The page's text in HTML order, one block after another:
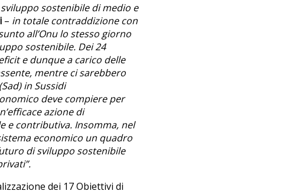
sostenibile di medio e
– in totale contraddizione con
all’Onu lo stesso giorno
sostenibile. Dei 24
e dunque a carico delle
mentre ci sarebbero
in Sussidi
deve compiere per
azione di
e contributiva. Insomma, nel
economico un quadro
di sviluppo sostenibile
dei 17 Obiettivi di